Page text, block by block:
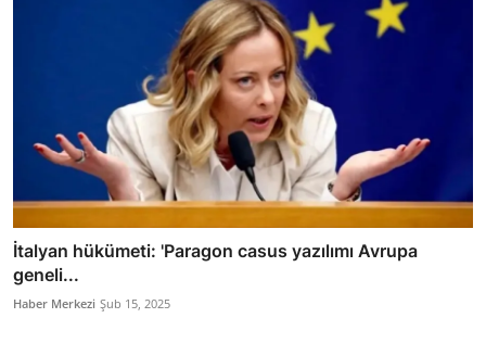
İtalyan hükümeti: 'Paragon casus yazılımı Avrupa
geneli...
Haber Merkezi Şub 15, 2025